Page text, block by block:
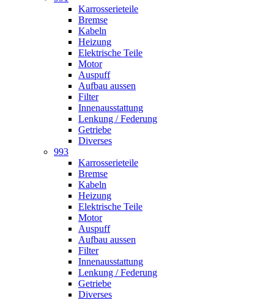
Karrosserieteile
Bremse
Kabeln
Heizung
Elektrische Teile
Motor
Auspuff
Aufbau aussen
Filter
Innenausstattung
Lenkung / Federung
Getriebe
Diverses
993
Karrosserieteile
Bremse
Kabeln
Heizung
Elektrische Teile
Motor
Auspuff
Aufbau aussen
Filter
Innenausstattung
Lenkung / Federung
Getriebe
Diverses